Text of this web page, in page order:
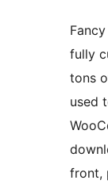
fully
tons
used
front,